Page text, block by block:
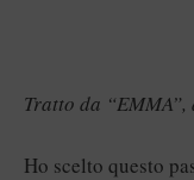
Tratto da
Ho scelto questo